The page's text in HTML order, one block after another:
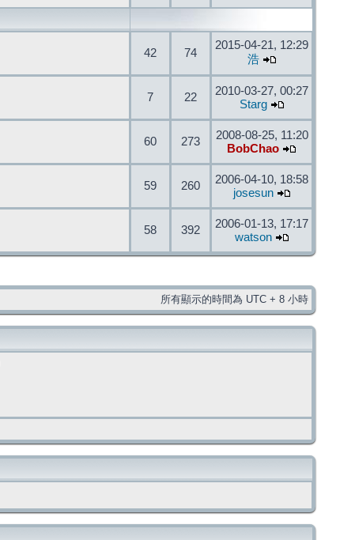
42 74
2015-04-21, 12:29
浩
7 22
2010-03-27, 00:27
Starg
60 273
2008-08-25, 11:20
BobChao
59 260
2006-04-10, 18:58
josesun
58 392
2006-01-13, 17:17
watson
所有顯示的時間為 UTC + 8 小時